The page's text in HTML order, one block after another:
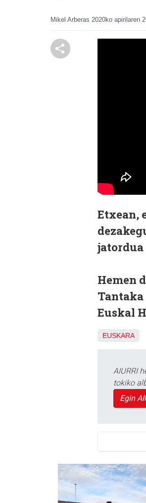
Mikel Arberas 2020ko apirilaren
Etxean,
jatordua
Hemen
Tantaka
Euskal
EUSKARA
AIURRI
tokiko
Egin